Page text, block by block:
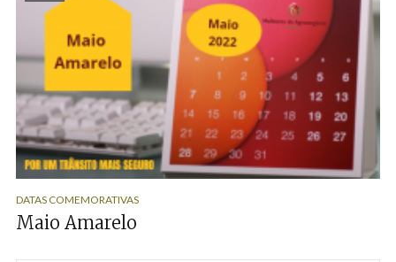
DATAS COMEMORATIVAS
Maio Amarelo